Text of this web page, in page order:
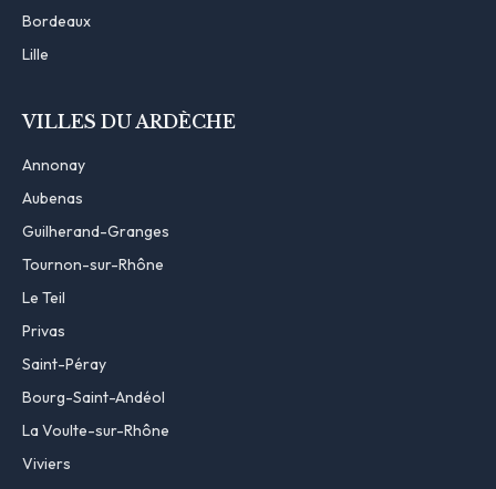
Bordeaux
Lille
VILLES DU ARDÈCHE
Annonay
Aubenas
Guilherand-Granges
Tournon-sur-Rhône
Le Teil
Privas
Saint-Péray
Bourg-Saint-Andéol
La Voulte-sur-Rhône
Viviers